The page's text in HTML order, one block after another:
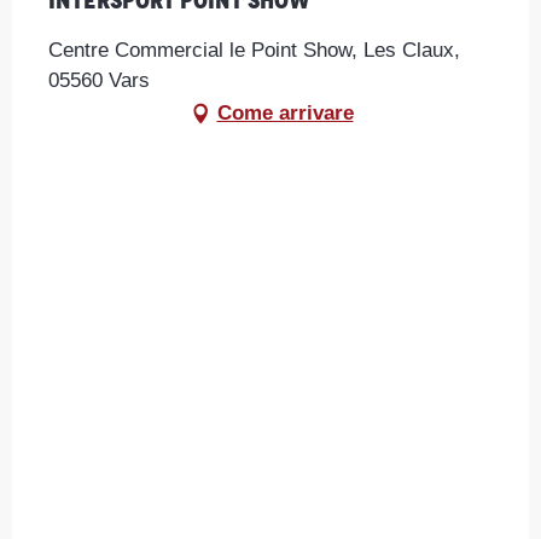
Centre Commercial le Point Show, Les Claux,
05560 Vars
Come arrivare